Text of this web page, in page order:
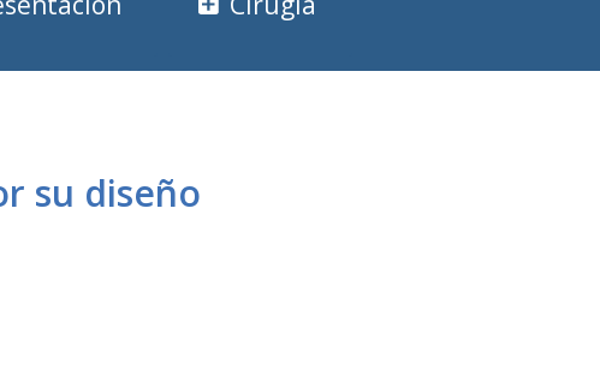
su diseño